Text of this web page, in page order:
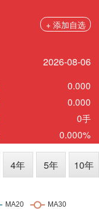
+ 添加自选
2026-08-06
0.000
0.000
0手
0.000%
4年 5年 10年